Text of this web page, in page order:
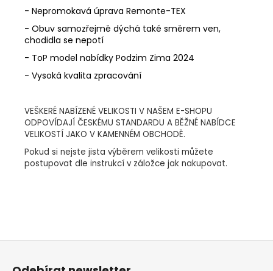
- Nepromokavá úprava Remonte-TEX
- Obuv samozřejmě dýchá také směrem ven,
chodidla se nepotí
- ToP model nabídky Podzim Zima 2024
- Vysoká kvalita zpracování
VEŠKERÉ NABÍZENÉ VELIKOSTI V NAŠEM E-SHOPU
ODPOVÍDAJÍ ČESKÉMU STANDARDU A BĚŽNÉ NABÍDCE
VELIKOSTÍ JAKO V KAMENNÉM OBCHODĚ.
Pokud si nejste jista výběrem velikosti můžete
postupovat dle instrukcí v záložce jak nakupovat.
Z